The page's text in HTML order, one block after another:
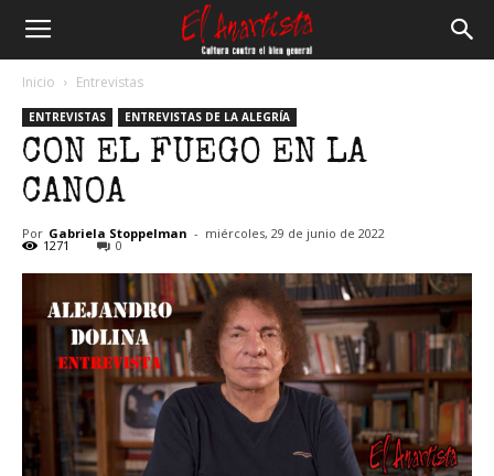
Anartista
Inicio Entrevistas
ENTREVISTAS ENTREVISTAS DE LA ALEGRÍA
CON EL FUEGO EN LA
CANOA
Por Gabriela Stoppelman - miércoles, 29 de junio de 2022
1271 0